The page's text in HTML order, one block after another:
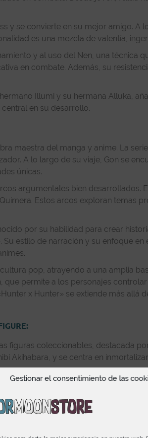
Gestionar el consentimiento de las
y se convierte en su mejor amigo.
es una mezcla de valentía,
y al uso del Nen, una técnica
en combate. Además, su
Illumi y su hermana Alluka,
en su desarrollo.
maestra del manga y anime. La
A lo largo de su viaje, Gon se
únicas.
argumentales bien desarrollados.
Estos arcos exploran temas
por su habilidad para crear
Su estilo de narración y su enfoque
pop, atrayendo a una amplia
permite a los personajes
x Hunter» se extiende más allá
figuras coleccionables, destacada
Akihabara, y se centra en
al corazón de sus mangas favoritos,
con detalles realistas. La línea
su diseño innovador, sino también